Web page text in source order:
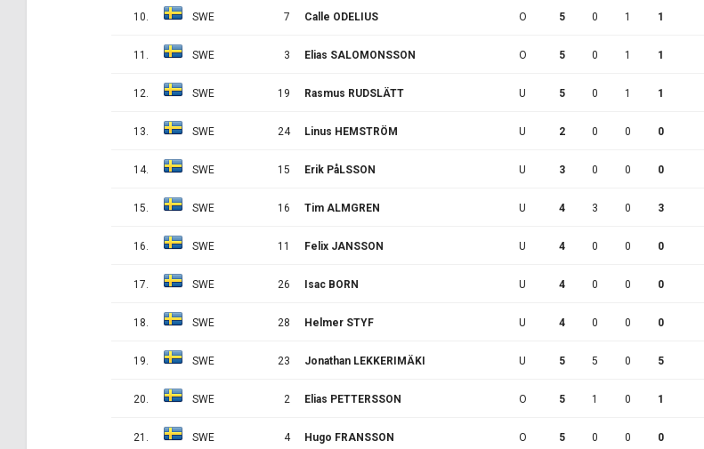
10. SWE 7 Calle ODELIUS O 5 0 1 1
11. SWE 3 Elias SALOMONSSON O 5 0 1 1
12. SWE 19 Rasmus RUDSLÄTT U 5 0 1 1
13. SWE 24 Linus HEMSTRÖM U 2 0 0 0
14. SWE 15 Erik PåLSSON U 3 0 0 0
15. SWE 16 Tim ALMGREN U 4 3 0 3
16. SWE 11 Felix JANSSON U 4 0 0 0
17. SWE 26 Isac BORN U 4 0 0 0
18. SWE 28 Helmer STYF U 4 0 0 0
19. SWE 23 Jonathan LEKKERIMÄKI U 5 5 0 5
20. SWE 2 Elias PETTERSSON O 5 1 0 1
21. SWE 4 Hugo FRANSSON O 5 0 0 0